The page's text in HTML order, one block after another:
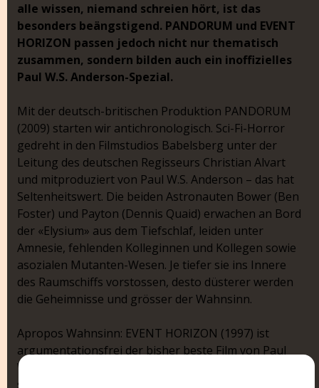
alle wissen, niemand schreien hört, ist das
besonders beängstigend. PANDORUM und EVENT
HORIZON passen jedoch nicht nur thematisch
zusammen, sondern bilden auch ein inoffizielles
Paul W.S. Anderson-Spezial.
Mit der deutsch-britischen Produktion PANDORUM
(2009) starten wir antichronologisch. Sci-Fi-Horror
gedreht in den Filmstudios Babelsberg unter der
Leitung des deutschen Regisseurs Christian Alvart
und mitproduziert von Paul W.S. Anderson – das hat
Seltenheitswert. Die beiden Astronauten Bower (Ben
Foster) und Payton (Dennis Quaid) erwachen an Bord
der «Elysium» aus dem Tiefschlaf, leiden unter
Amnesie, fehlenden Kolleginnen und Kollegen sowie
asozialen Mutanten-Wesen. Je tiefer sie ins Innere
des Raumschiffs vorstossen, desto düsterer werden
die Geheimnisse und grösser der Wahnsinn.
Apropos Wahnsinn: EVENT HORIZON (1997) ist
argumentationsfrei der bisher beste Film von Paul
W.S. Anderson und wer anderer Meinung ist, darf
seine wissenschaftlich belegte These gerne